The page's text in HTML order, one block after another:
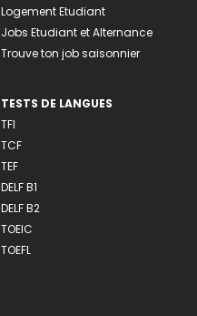
Logement Etudiant
Jobs Etudiant et Alternance
Trouve ton job saisonnier
TESTS DE LANGUES
TFI
TCF
TEF
DELF B1
DELF B2
TOEIC
TOEFL